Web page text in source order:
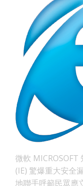
微軟 MICROSOFT
(IE) 驚爆重大安全
地聯手呼籲民眾應